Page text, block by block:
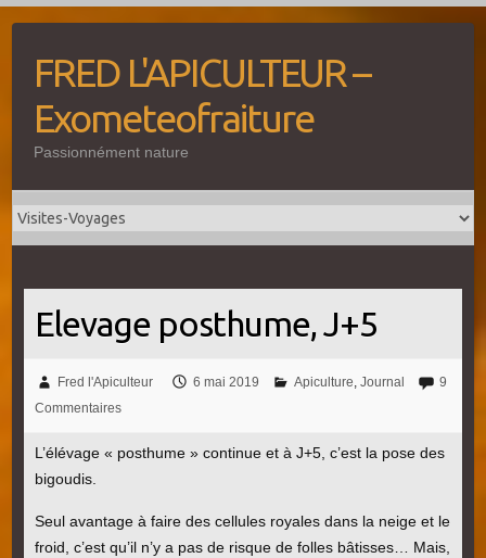
contentFRED L'APICULTEUR –
Exometeofraiture
Passionnément nature
Elevage posthume, J+5
Fred l'Apiculteur 6 mai 2019 Apiculture, Journal
9
Commentaires
L’élévage « posthume » continue et à J+5, c’est la pose des
bigoudis.
Seul avantage à faire des cellules royales dans la neige et le
froid, c’est qu’il n’y a pas de risque de folles bâtisses… Mais,